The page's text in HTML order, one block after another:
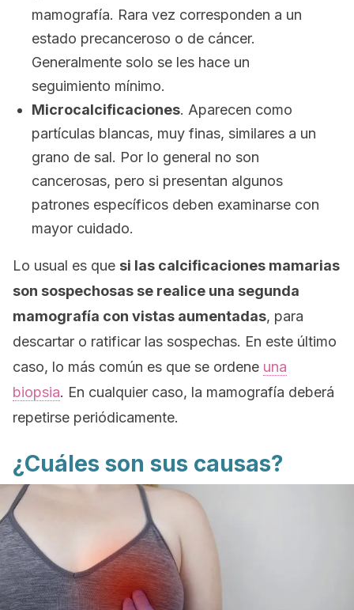
mamografía. Rara vez corresponden a un
estado precanceroso o de cáncer.
Generalmente solo se les hace un
seguimiento mínimo.
Microcalcificaciones. Aparecen como
partículas blancas, muy finas, similares a un
grano de sal. Por lo general no son
cancerosas, pero si presentan algunos
patrones específicos deben examinarse con
mayor cuidado.
Lo usual es que si las calcificaciones mamarias
son sospechosas se realice una segunda
mamografía con vistas aumentadas, para
descartar o ratificar las sospechas. En este último
caso, lo más común es que se ordene una
biopsia. En cualquier caso, la mamografía deberá
repetirse periódicamente.
¿Cuáles son sus causas?